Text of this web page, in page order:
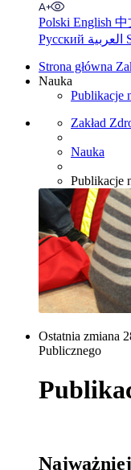
Polski English 中
Русский
Strona główna
Nauka
Publikacje
Zakład
Nauka
Publikacje
Ostatnia zmiana
Publicznego